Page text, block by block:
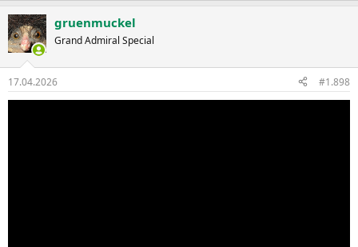
gruenmuckel
Grand Admiral Special
17.04.2026 #1.898